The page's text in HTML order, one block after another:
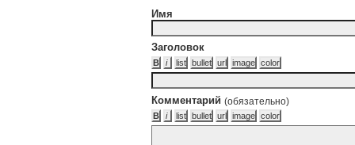
Имя
Заголовок
Комментарий (обязательно)